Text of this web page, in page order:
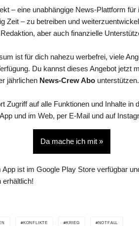
– eine unabhängige News-Plattform für
Zeit – zu betreiben und
aber auch finanzielle
ist für dich nahezu werbefrei, viele
Du kannst dieses Angebot jetzt
jährlichen News-Crew Abo unterstützen.
Zugriff auf alle Funktionen und Inhalte in
und im Web, per E-Mail und auf
Da mache ich mit »
ist im Google Play Store verfügbar
erhältlich!
KONFLIKTE KRIEG NOTFALL